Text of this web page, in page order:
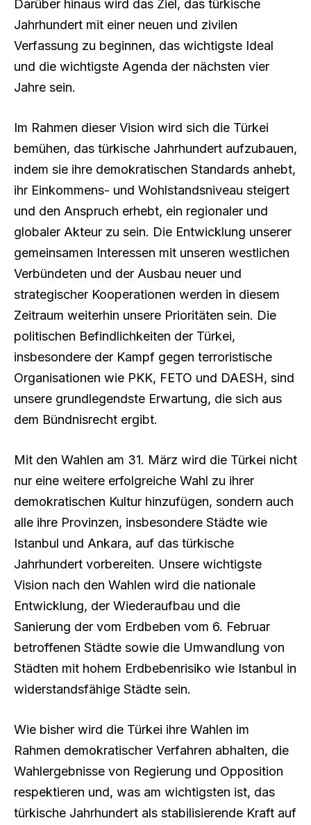
Darüber hinaus wird das Ziel, das türkische
Jahrhundert mit einer neuen und zivilen
Verfassung zu beginnen, das wichtigste Ideal
und die wichtigste Agenda der nächsten vier
Jahre sein.
Im Rahmen dieser Vision wird sich die Türkei
bemühen, das türkische Jahrhundert aufzubauen,
indem sie ihre demokratischen Standards anhebt,
ihr Einkommens- und Wohlstandsniveau steigert
und den Anspruch erhebt, ein regionaler und
globaler Akteur zu sein. Die Entwicklung unserer
gemeinsamen Interessen mit unseren westlichen
Verbündeten und der Ausbau neuer und
strategischer Kooperationen werden in diesem
Zeitraum weiterhin unsere Prioritäten sein. Die
politischen Befindlichkeiten der Türkei,
insbesondere der Kampf gegen terroristische
Organisationen wie PKK, FETO und DAESH, sind
unsere grundlegendste Erwartung, die sich aus
dem Bündnisrecht ergibt.
Mit den Wahlen am 31. März wird die Türkei nicht
nur eine weitere erfolgreiche Wahl zu ihrer
demokratischen Kultur hinzufügen, sondern auch
alle ihre Provinzen, insbesondere Städte wie
Istanbul und Ankara, auf das türkische
Jahrhundert vorbereiten. Unsere wichtigste
Vision nach den Wahlen wird die nationale
Entwicklung, der Wiederaufbau und die
Sanierung der vom Erdbeben vom 6. Februar
betroffenen Städte sowie die Umwandlung von
Städten mit hohem Erdbebenrisiko wie Istanbul in
widerstandsfähige Städte sein.
Wie bisher wird die Türkei ihre Wahlen im
Rahmen demokratischer Verfahren abhalten, die
Wahlergebnisse von Regierung und Opposition
respektieren und, was am wichtigsten ist, das
türkische Jahrhundert als stabilisierende Kraft auf